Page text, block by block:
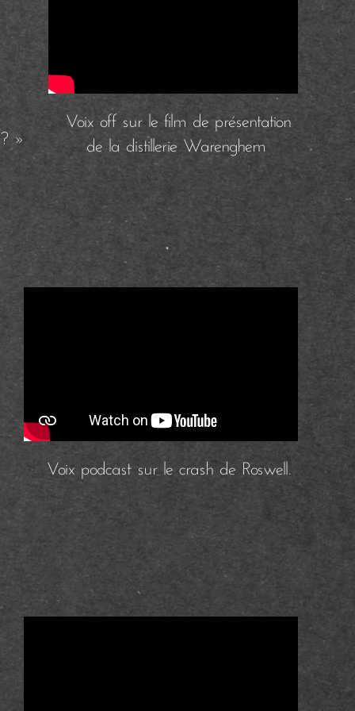
»
Voix off sur le film de présentation
de la distillerie Warenghem
Voix podcast sur le crash de Roswell.